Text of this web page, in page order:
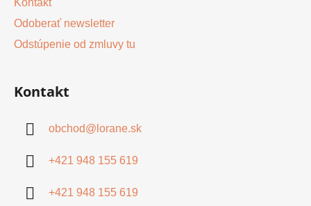
Kontakt
Odoberať newsletter
Odstúpenie od zmluvy tu
Kontakt
obchod@ lorane.sk
+421 948 155 619
+421 948 155 619